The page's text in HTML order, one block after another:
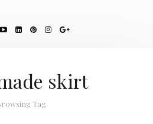
skirt
Tag